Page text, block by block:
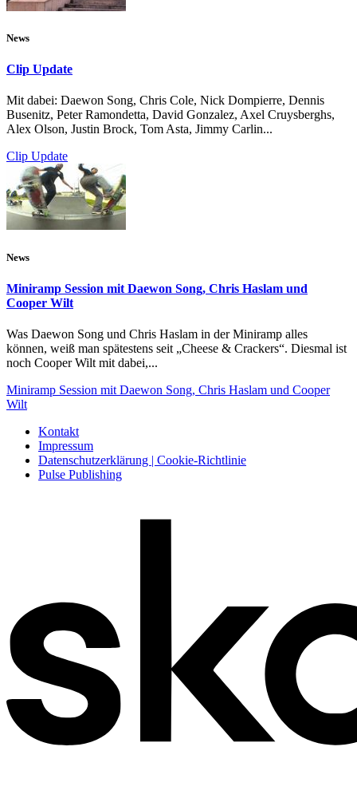
News
Clip Update
Mit dabei: Daewon Song, Chris Cole, Nick Dompierre, Dennis
Busenitz, Peter Ramondetta, David Gonzalez, Axel Cruysberghs,
Alex Olson, Justin Brock, Tom Asta, Jimmy Carlin...
Clip Update
News
Miniramp Session mit Daewon Song, Chris Haslam und
Cooper Wilt
Was Daewon Song und Chris Haslam in der Miniramp alles
können, weiß man spätestens seit „Cheese & Crackers“. Diesmal ist
noch Cooper Wilt mit dabei,...
Miniramp Session mit Daewon Song, Chris Haslam und Cooper
Wilt
Kontakt
Impressum
Datenschutzerklärung | Cookie-Richtlinie
Pulse Publishing